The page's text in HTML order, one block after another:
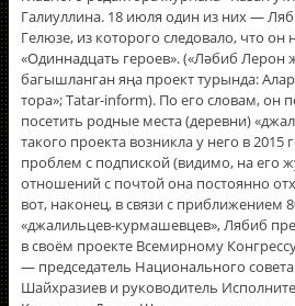
Галиуллина. 18 июля один из них —
Гелюзе, из которого следовало, что
«Одиннадцать героев». («Ләбиб Лерон
багышланган яңа проект турында:
тора»; Tatar-inform). По его словам, он
посетить родные места (деревни)
такого проекта возникла у него в 2015
проблем с подпиской (видимо, на его
отношений с почтой она постоянно
вот, наконец, в связи с приближением
«джалильцев-курмашевцев», Лябиб
в своём проекте Всемирному
— председатель Национального
Шайхразиев и руководитель